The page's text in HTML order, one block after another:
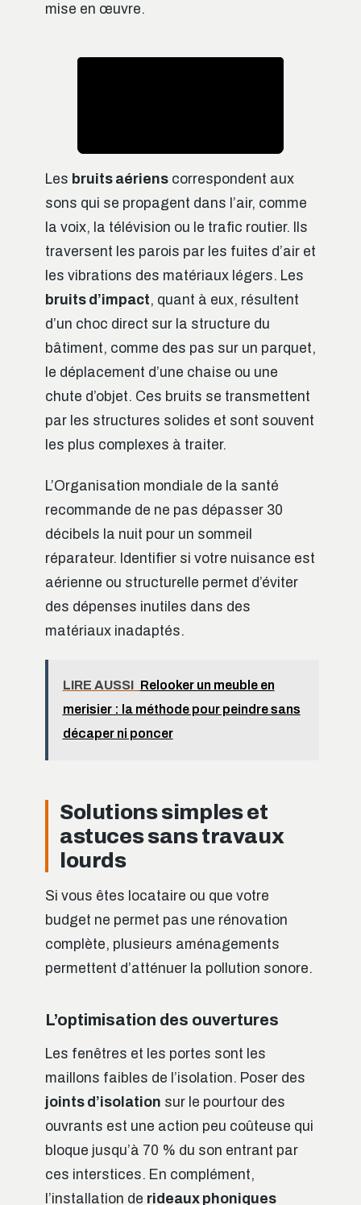
mise en œuvre.
Les bruits aériens correspondent aux
sons qui se propagent dans l’air, comme
la voix, la télévision ou le trafic routier. Ils
traversent les parois par les fuites d’air et
les vibrations des matériaux légers. Les
bruits d’impact, quant à eux, résultent
d’un choc direct sur la structure du
bâtiment, comme des pas sur un parquet,
le déplacement d’une chaise ou une
chute d’objet. Ces bruits se transmettent
par les structures solides et sont souvent
les plus complexes à traiter.
L’Organisation mondiale de la santé
recommande de ne pas dépasser 30
décibels la nuit pour un sommeil
réparateur. Identifier si votre nuisance est
aérienne ou structurelle permet d’éviter
des dépenses inutiles dans des
matériaux inadaptés.
LIRE AUSSI Relooker un meuble en
merisier : la méthode pour peindre sans
décaper ni poncer
Solutions simples et
astuces sans travaux
lourds
Si vous êtes locataire ou que votre
budget ne permet pas une rénovation
complète, plusieurs aménagements
permettent d’atténuer la pollution sonore.
L’optimisation des ouvertures
Les fenêtres et les portes sont les
maillons faibles de l’isolation. Poser des
joints d’isolation sur le pourtour des
ouvrants est une action peu coûteuse qui
bloque jusqu’à 70 % du son entrant par
ces interstices. En complément,
l’installation de rideaux phoniques